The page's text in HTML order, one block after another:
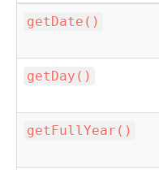
getDate()
getDay()
getFullYear()